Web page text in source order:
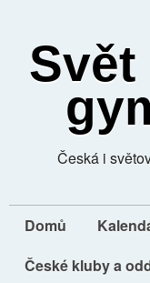
Česká i
Domů
České kluby a